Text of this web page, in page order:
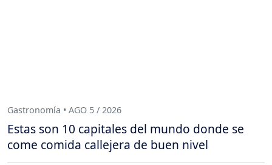
Gastronomía • AGO 5 / 2026
Estas son 10 capitales del mundo donde se
come comida callejera de buen nivel